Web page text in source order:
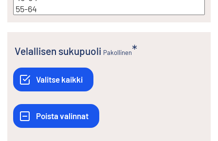
Velallisen sukupuoli Pakollinen